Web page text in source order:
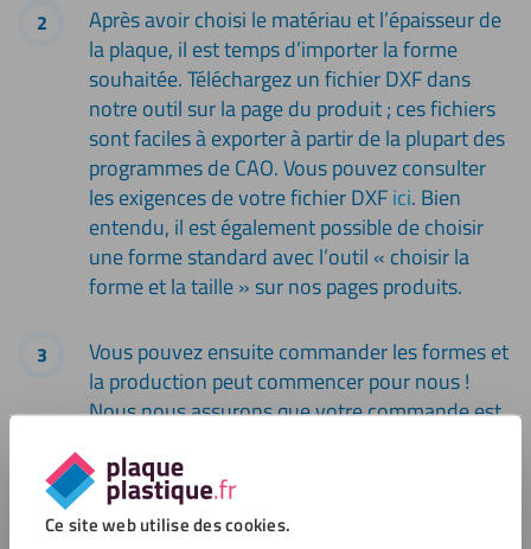
Ce site web utilise des cookies.
Après avoir choisi le matériau et l’épaisseur de
la plaque, il est temps d’importer la forme
souhaitée. Téléchargez un fichier DXF dans
notre outil sur la page du produit ; ces fichiers
sont faciles à exporter à partir de la plupart des
programmes de CAO. Vous pouvez consulter
les exigences de votre fichier DXFici. Bien
entendu, il est également possible de choisir
une forme standard avec l’outil « choisir la
forme et la taille » sur nos pages produits.
Vous pouvez ensuite commander les formes et
la production peut commencer pour nous !
Nous nous assurons que votre commande est
à l’adresse souhaitée.